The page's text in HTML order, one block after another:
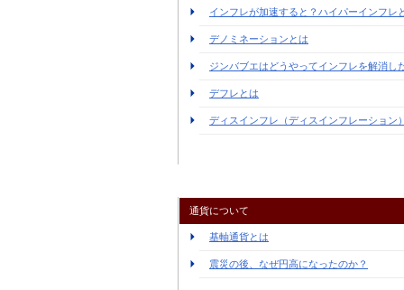
インフレが加速すると？ハイパーインフレ
デノミネーションとは
ジンバブエはどうやってインフレを解消し
デフレとは
ディスインフレ（ディスインフレーション
通貨について
基軸通貨とは
震災の後、なぜ円高になったのか？